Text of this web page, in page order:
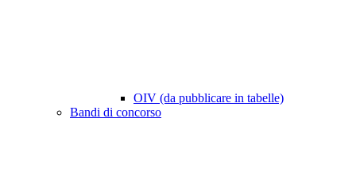
OIV (da pubblicare in tabelle)
Bandi di concorso